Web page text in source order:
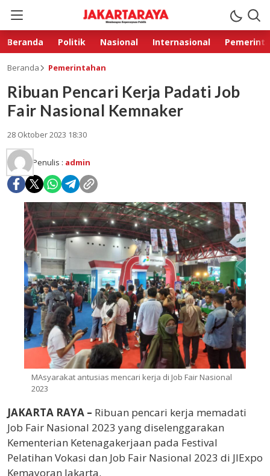
Beranda Politik Nasional Internasional
Beranda Pemerintahan
Ribuan Pencari Kerja Padati Job
Fair Nasional Kemnaker
28 Oktober 2023 18:30
Penulis : admin
MAsyarakat antusias mencari kerja di Job Fair Nasional
2023
JAKARTA RAYA – Ribuan pencari kerja memadati
Job Fair Nasional 2023 yang diselenggarakan
Kementerian Ketenagakerjaan pada Festival
Pelatihan Vokasi dan Job Fair Nasional 2023 di JIExpo
Kemayoran Jakarta.